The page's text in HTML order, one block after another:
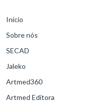
Início
Sobre nós
SECAD
Jaleko
Artmed360
Artmed Editora